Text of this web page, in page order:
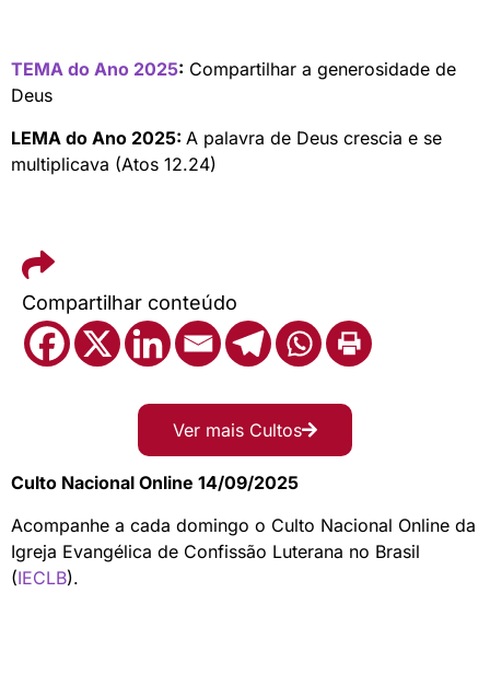
TEMA do Ano 2025: Compartilhar a generosidade de
Deus
LEMA do Ano 2025: A palavra de Deus crescia e se
multiplicava (Atos 12.24)
Compartilhar conteúdo
Ver mais Cultos
Culto Nacional Online 14/09/2025
Acompanhe a cada domingo o Culto Nacional Online da
Igreja Evangélica de Confissão Luterana no Brasil
(IECLB).